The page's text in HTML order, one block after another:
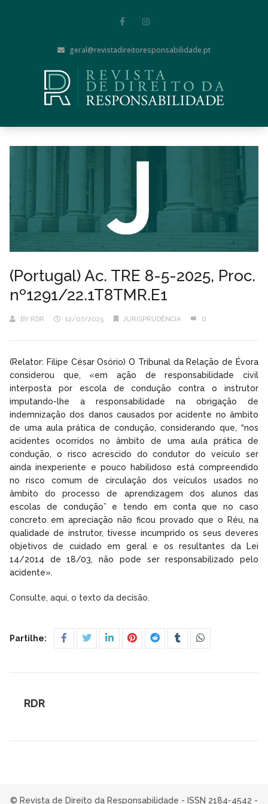
geral@revistadireitoresponsabilidade.pt
(Portugal) Ac. TRE 8-5-2025, Proc.
nº1291/22.1T8TMR.E1
BY RDR 12/07/2025 JURISPRUDÊNCIA 0
(Relator: Filipe César Osório) O Tribunal da Relação de Évora
considerou que, «em ação de responsabilidade civil
interposta por escola de condução contra o instrutor
imputando-lhe a responsabilidade na obrigação de
indemnização dos danos causados por acidente no âmbito
de uma aula prática de condução, considerando que, “nos
acidentes ocorridos no âmbito de uma aula prática de
condução, o risco acrescido do condutor do veículo ser
ainda inexperiente e pouco habilidoso está compreendido
no risco comum de circulação dos veículos usados no
âmbito do processo de aprendizagem dos alunos das
escolas de condução” e tendo em conta que no caso
concreto em apreciação não ficou provado que o Réu, na
qualidade de instrutor, tivesse incumprido os seus deveres
objetivos de cuidado em geral e os resultantes da Lei
14/2014 de 18/03, não pode ser responsabilizado pelo
acidente».
Consulte, aqui, o texto da decisão.
Partilhe:
RDR
© Revista de Direito da Responsabilidade - ISSN 2184-4542 -